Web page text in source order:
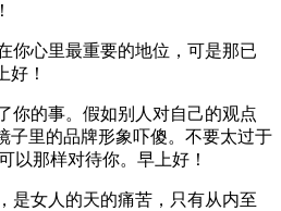
你心里最重要的地位，可是那已
好！
你的事。假如别人对自己的观点
子里的品牌形象吓傻。不要太过于
以那样对待你。早上好！
是女人的天的痛苦，只有从内至